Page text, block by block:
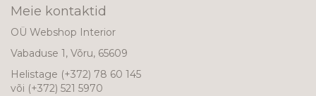
Meie kontaktid
OÜ Webshop Interior
Vabaduse 1, Võru, 65609
Helistage (+372) 78 60 145
või (+372) 521 5970